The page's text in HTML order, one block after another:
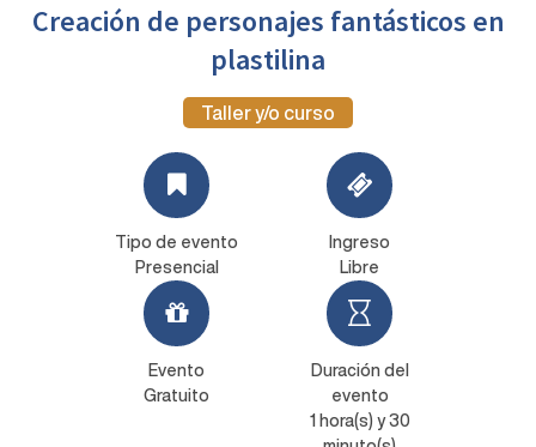
Creación de personajes fantásticos en
plastilina
Taller y/o curso
Tipo de evento
Presencial
Ingreso
Libre
Evento
Gratuito
Duración del
evento
1 hora(s) y 30